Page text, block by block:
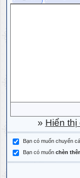
» Hiển
Bạn có muốn chuyển
Bạn có muốn chèn